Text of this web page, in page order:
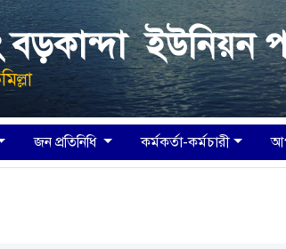
বড়কান্দা ইউনিয়ন
জন প্রতিনিধি কর্মকর্তা-কর্মচারী